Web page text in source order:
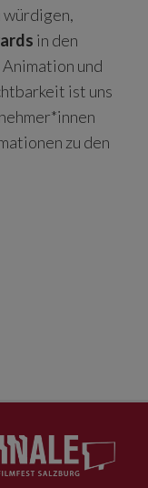
würdigen,
in den
und
ist uns
zu den